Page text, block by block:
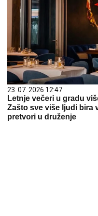
23. 07. 2026 12:47
Letnje večeri u gradu
Zašto sve više ljudi bira
pretvori u druženje